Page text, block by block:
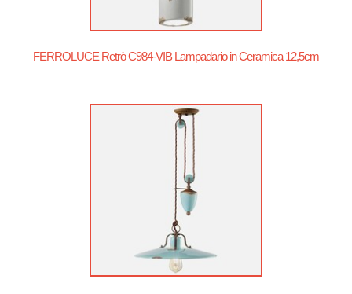
FERROLUCE Retrò C984-VIB Lampadario in Ceramica 12,5cm